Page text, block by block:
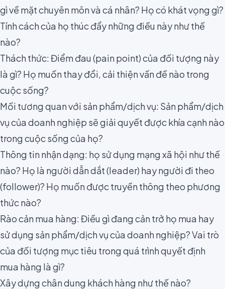
gì về mặt chuyên môn và cá nhân? Họ có khát vọng gì?
Tính cách của họ thúc đẩy những điều này như thế
nào?
Thách thức: Điểm đau (pain point) của đối tượng này
là gì? Họ muốn thay đổi, cải thiện vấn đề nào trong
cuộc sống?
Mối tương quan với sản phẩm/dịch vụ: Sản phẩm/dịch
vụ của doanh nghiệp sẽ giải quyết được khía cạnh nào
trong cuộc sống của họ?
Thông tin nhận dạng: họ sử dụng mạng xã hội như thế
nào? Họ là người dẫn dắt (leader) hay người đi theo
(follower)? Họ muốn được truyền thông theo phương
thức nào?
Rào cản mua hàng: Điều gì đang cản trở họ mua hay
sử dụng sản phẩm/dịch vụ của doanh nghiệp? Vai trò
của đối tượng mục tiêu trong quá trình quyết định
mua hàng là gì?
Xây dựng chân dung khách hàng như thế nào?